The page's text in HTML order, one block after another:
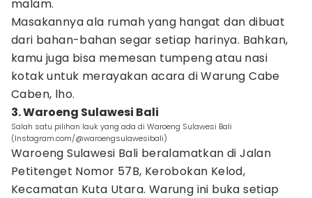
malam.
Masakannya ala rumah yang hangat dan dibuat
dari bahan-bahan segar setiap harinya. Bahkan,
kamu juga bisa memesan tumpeng atau nasi
kotak untuk merayakan acara di Warung Cabe
Caben, lho.
3. Waroeng Sulawesi Bali
Salah satu pilihan lauk yang ada di Waroeng Sulawesi Bali
(Instagram.com/@waroengsulawesibali)
Waroeng Sulawesi Bali beralamatkan di Jalan
Petitenget Nomor 57B, Kerobokan Kelod,
Kecamatan Kuta Utara. Warung ini buka setiap